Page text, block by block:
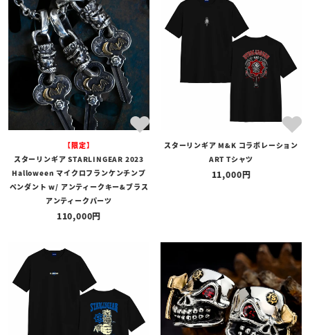
商品タイプ
全ての商品
予約商品 セール商品
カテゴリ
ブランド
在庫の有無
在庫あり
【限定】
スターリンギア STARLINGEAR 2023
Halloween マイクロフランケンチンプ
ペンダント w/ アンティークキー&ブラス
アンティークパーツ
110,000
スターリンギア M&K コラボレーション
ART Tシャツ
11,000